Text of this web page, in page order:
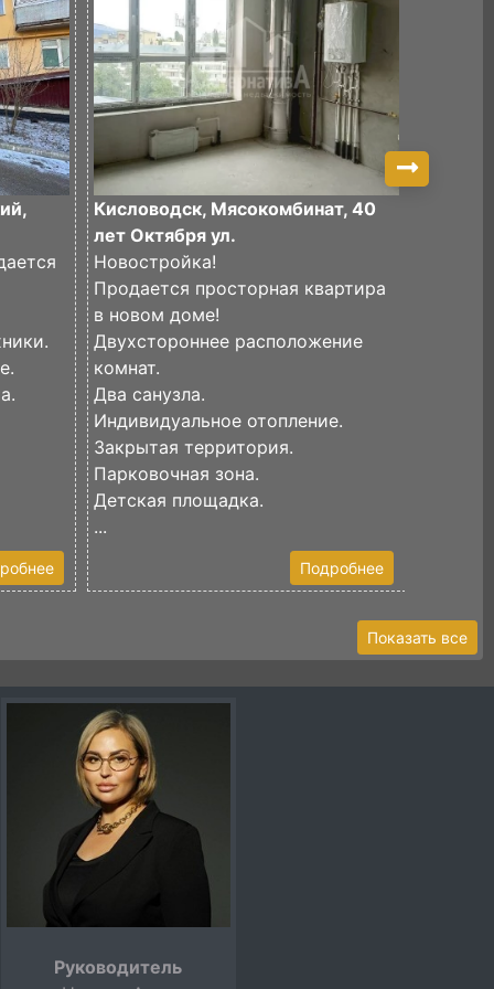
Кисловодск, Мясокомбинат, 40
лет Октября ул.
Новостройка!
Продается просторная квартира
в новом доме!
Двухстороннее расположение
комнат.
Два санузла.
Индивидуальное отопление.
Закрытая территория.
Парковочная зона.
Детская площадка.
...
Подробнее
Показать все
Руководитель